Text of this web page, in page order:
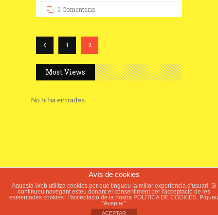
0 Comentaris
1 2
Most Views
No hi ha entrades.
© 2018 ElSoleràs.cat - Web del poble del
Soleràs -Avís legal-Política de Cookies-
Política de Privacitat
Avís de cookies
Aquesta Web utilitza cookies per què tingueu la millor experiència d'usuari. Si
continueu navegant esteu donant el consentiment per l'acceptació de les
esmentades cookies i l'acceptació de la nostra POLÍTICA DE COOKIES. Piqueu
"Aceptar"
ACEPTAR